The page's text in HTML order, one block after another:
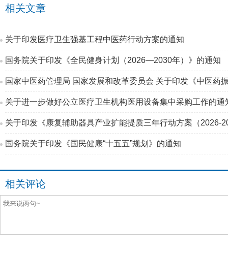
相关文章
关于印发医疗卫生强基工程中医药行动方案的通知
国务院关于印发《全民健身计划（2026—2030年）》的通知
国家中医药管理局 国家发展和改革委员会 关于印发《中医药
关于进一步做好公立医疗卫生机构医用设备集中采购工作的通
关于印发《康复辅助器具产业扩能提质三年行动方案（2026-
国务院关于印发《国民健康“十五五”规划》的通知
相关评论